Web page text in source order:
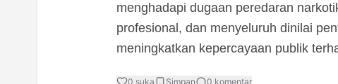
menghadapi dugaan peredaran
profesional, dan menyeluruh dinilai
meningkatkan kepercayaan publik
0 suka Simpan 0 komentar